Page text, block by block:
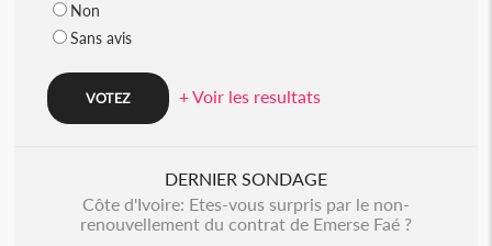
Non
Sans avis
+ Voir les resultats
DERNIER SONDAGE
Côte d'Ivoire: Etes-vous surpris par le non-
renouvellement du contrat de Emerse Faé ?